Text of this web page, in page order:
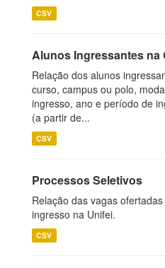
CSV
Alunos Ingressantes na
Relação dos alunos
curso, campus ou polo,
ingresso, ano e período de
(a partir de...
CSV
Processos Seletivos
Relação das vagas
ingresso na Unifei.
CSV